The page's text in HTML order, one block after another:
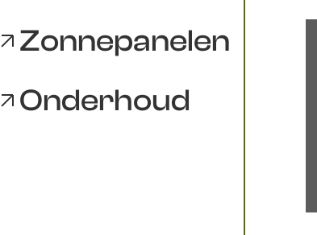
Zonnepanelen
Onderhoud